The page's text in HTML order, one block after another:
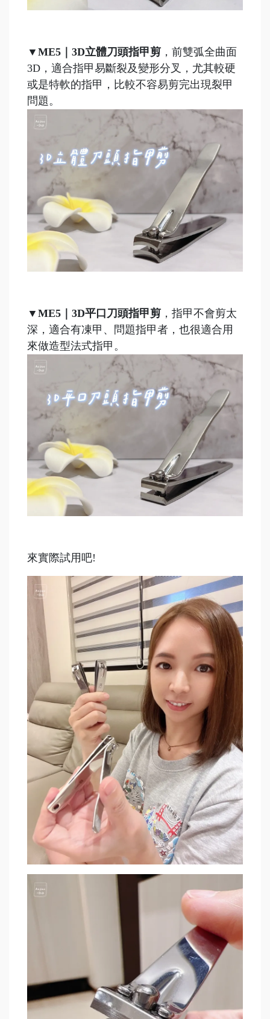
▼ ME5｜3D立體刀頭指甲剪 ，前雙弧全曲面
3D，適合指甲易斷裂及變形分叉，尤其較硬
或是特軟的指甲，比較不容易剪完出現裂甲
問題。
▼ ME5｜3D平口刀頭指甲剪 ，指甲不會剪太
深，適合有凍甲、問題指甲者，也很適合用
來做造型法式指甲。
來實際試用吧!